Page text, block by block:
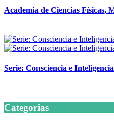
Academia de Ciencias
Serie: Consciencia e
Categorias